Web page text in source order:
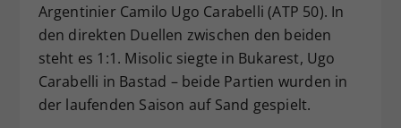
Argentinier Camilo Ugo Carabelli (ATP 50). In
den direkten Duellen zwischen den beiden
steht es 1:1. Misolic siegte in Bukarest, Ugo
Carabelli in Bastad – beide Partien wurden in
der laufenden Saison auf Sand gespielt.